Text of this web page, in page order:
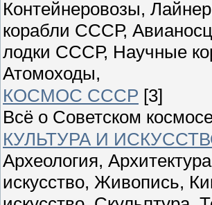
Контейнеровозы,
корабли СССР,
лодки СССР, Научные
Атомоходы,
КОСМОС СССР [3]
Всё о Советском
КУЛЬТУРА И
Археология,
искусство, Живопись,